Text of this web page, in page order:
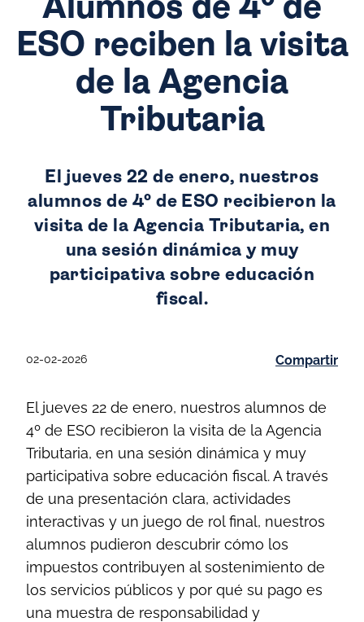
Alumnos de 4º de
ESO reciben la visita
de la Agencia
Tributaria
El jueves 22 de enero, nuestros
alumnos de 4º de ESO recibieron la
visita de la Agencia Tributaria, en
una sesión dinámica y muy
participativa sobre educación
fiscal.
02-02-2026 Compartir
El jueves 22 de enero, nuestros alumnos de
4º de ESO recibieron la visita de la Agencia
Tributaria, en una sesión dinámica y muy
participativa sobre educación fiscal. A través
de una presentación clara, actividades
interactivas y un juego de rol final, nuestros
alumnos pudieron descubrir cómo los
impuestos contribuyen al sostenimiento de
los servicios públicos y por qué su pago es
una muestra de responsabilidad y